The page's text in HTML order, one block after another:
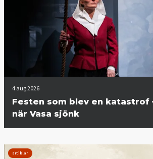
4 aug 2026
Festen som blev en katastrof
när Vasa sjönk
artiklar